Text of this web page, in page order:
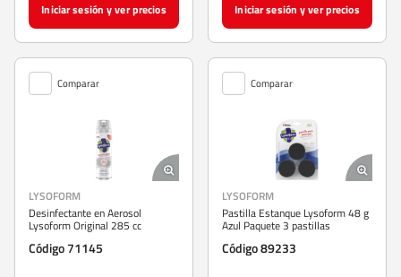
Iniciar sesión y ver precios Iniciar sesión y ver precios
Comparar
LYSOFORM
Desinfectante en Aerosol
Lysoform Original 285 cc
Código 71145
Comparar
LYSOFORM
Pastilla Estanque Lysoform 48 g
Azul Paquete 3 pastillas
Código 89233